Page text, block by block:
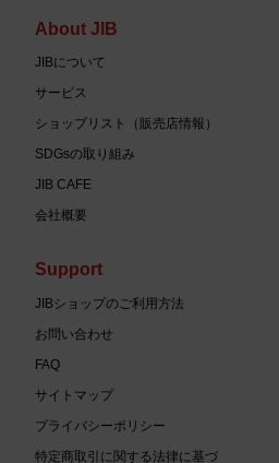
About JIB
JIBについて
サービス
ショップリスト（販売店情報）
SDGsの取り組み
JIB CAFE
会社概要
Support
JIBショップのご利用方法
お問い合わせ
FAQ
サイトマップ
プライバシーポリシー
特定商取引に関する法律に基づ